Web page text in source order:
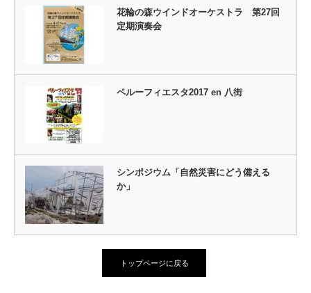
花輪の森ウインドオーケストラ 第27回
定期演奏会
ペルーフィエスタ2017 en 八街
シンポジウム「自然災害にどう備える
か」
トップページに戻る